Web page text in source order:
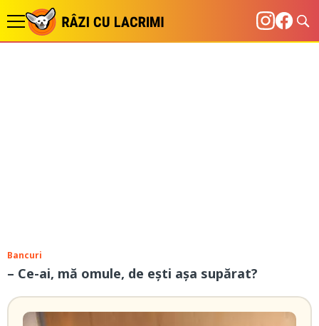
Bancuri
– Ce-ai, mă omule, de ești așa supărat?